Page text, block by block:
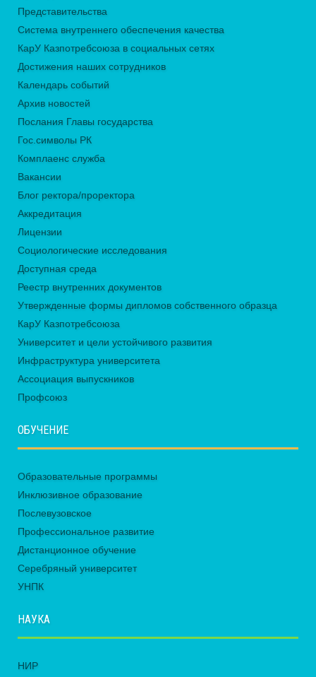
Представительства
Система внутреннего обеспечения качества
КарУ Казпотребсоюза в социальных сетях
Достижения наших сотрудников
Календарь событий
Архив новостей
Послания Главы государства
Гос.символы РК
Комплаенс служба
Вакансии
Блог ректора/проректора
Аккредитация
Лицензии
Социологические исследования
Доступная среда
Реестр внутренних документов
Утвержденные формы дипломов собственного образца
КарУ Казпотребсоюза
Университет и цели устойчивого развития
Инфраструктура университета
Ассоциация выпускников
Профсоюз
ОБУЧЕНИЕ
Образовательные программы
Инклюзивное образование
Послевузовское
Профессиональное развитие
Дистанционное обучение
Серебряный университет
УНПК
НАУКА
НИР